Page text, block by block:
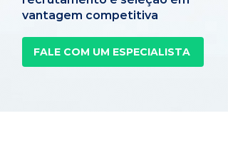
vantagem competitiva
FALE COM UM ESPECIALISTA